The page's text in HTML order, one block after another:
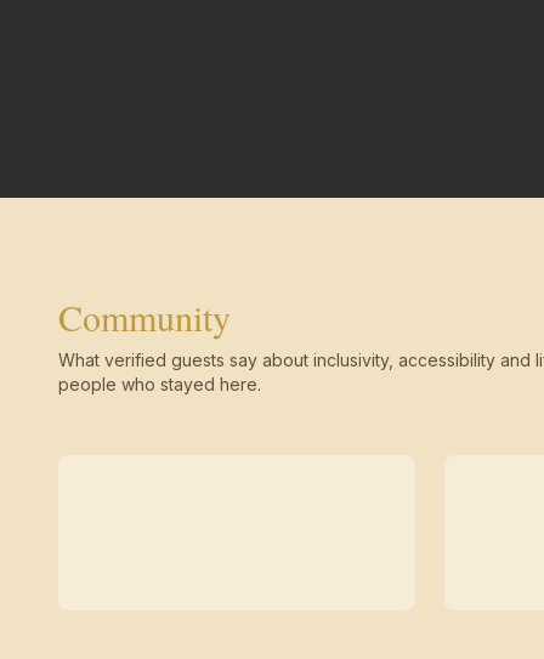
Community
What verified guests say about inclusivity, accessibility and
people who stayed here.